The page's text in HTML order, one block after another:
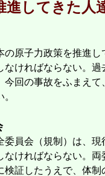
進してきた人
原子力政策を推進
ければならない。
回の事故をふまえ
員会（規制）は、
ければならない。
証したうえで、体制